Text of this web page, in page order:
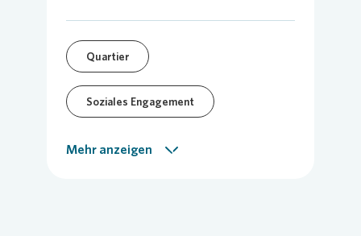
Quartier
Soziales Engagement
Vor-Ort-Meldung
Mehr anzeigen